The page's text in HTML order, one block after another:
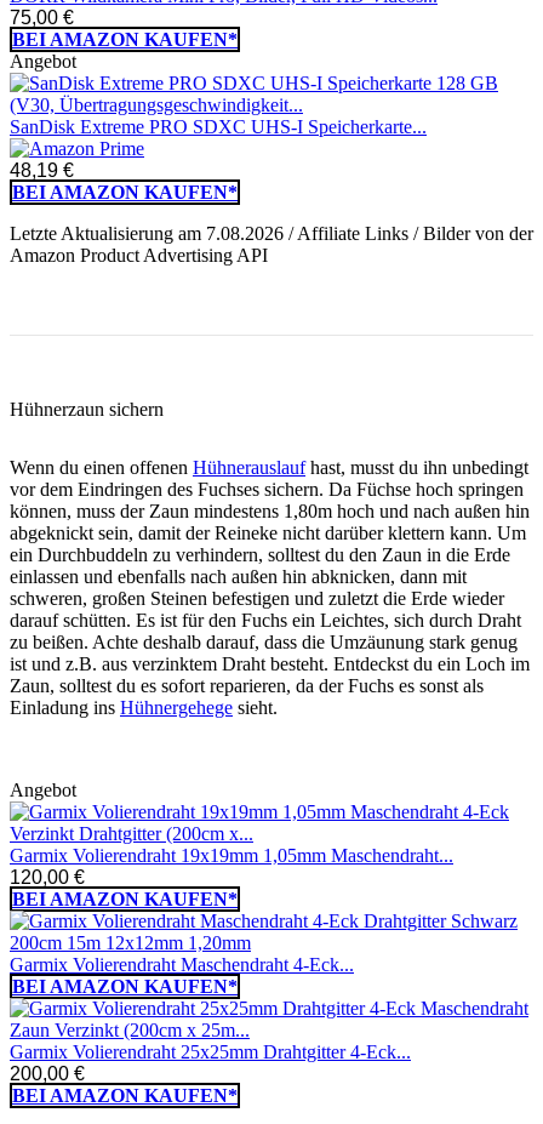
75,00 €
BEI AMAZON KAUFEN*
Angebot
SanDisk Extreme PRO SDXC UHS-I Speicherkarte...
48,19 €
BEI AMAZON KAUFEN*
Letzte Aktualisierung am 7.08.2026 / Affiliate Links / Bilder von der
Amazon Product Advertising API
Hühnerzaun sichern
Wenn du einen offenen Hühnerauslaufhast, musst du ihn unbedingt
vor dem Eindringen des Fuchses sichern. Da Füchse hoch springen
können, muss der Zaun mindestens 1,80m hoch und nach außen hin
abgeknickt sein, damit der Reineke nicht darüber klettern kann. Um
ein Durchbuddeln zu verhindern, solltest du den Zaun in die Erde
einlassen und ebenfalls nach außen hin abknicken, dann mit
schweren, großen Steinen befestigen und zuletzt die Erde wieder
darauf schütten. Es ist für den Fuchs ein Leichtes, sich durch Draht
zu beißen. Achte deshalb darauf, dass die Umzäunung stark genug
ist und z.B. aus verzinktem Draht besteht. Entdeckst du ein Loch im
Zaun, solltest du es sofort reparieren, da der Fuchs es sonst als
Einladung ins Hühnergehege sieht.
Angebot
Garmix Volierendraht 19x19mm 1,05mm Maschendraht...
120,00 €
BEI AMAZON KAUFEN*
Garmix Volierendraht Maschendraht 4-Eck...
BEI AMAZON KAUFEN*
Garmix Volierendraht 25x25mm Drahtgitter 4-Eck...
200,00 €
BEI AMAZON KAUFEN*